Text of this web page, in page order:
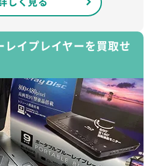
レイプレイヤーを買取せ